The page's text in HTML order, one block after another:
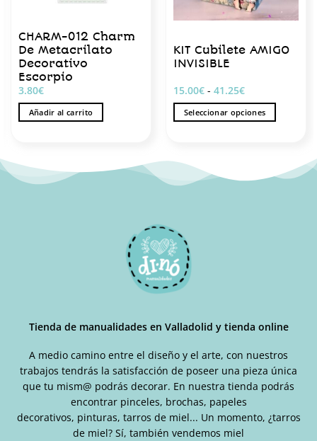
CHARM-012 Charm
De Metacrilato
Decorativo
Escorpio
3.80€
Añadir al carrito
KIT Cubilete AMIGO
INVISIBLE
15.00€ - 41.25€Rango
de
precios:
desde
15.00€
Seleccionar opciones
tiene
múltiples
variantes.
se
pueden
elegir
en
la
de
Tienda de manualidades en Valladolid y tienda online
A medio camino entre el diseño y el arte, con nuestros
trabajos tendrás la satisfacción de poseer una pieza única
que tu mism@ podrás decorar. En nuestra tienda podrás
encontrar pinceles, brochas, papeles
decorativos, pinturas, tarros de miel... Un momento, ¿tarros
de miel? Sí, también vendemos miel